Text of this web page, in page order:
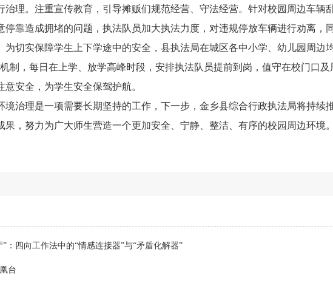
治理。注重宣传教育，引导摊贩们规范经营、守法经营。针对校园周边车辆
停靠造成拥堵的问题，执法队员加大执法力度，对违规停放车辆进行劝离，
为切实保障学生上下学途中的安全，县执法局在城区各中小学、幼儿园周边
制，每日在上学、放学高峰时段，安排执法队员提前到岗，值守在校门口
意安全，为学生安全保驾护航。
境治理是一项需要长期坚持的工作，下一步，金乡县综合行政执法局将持续
果，努力为广大师生营造一个更加安全、宁静、整洁、有序的校园周边环境。
”：四向工作法中的“情感连接器”与“矛盾化解器”
台